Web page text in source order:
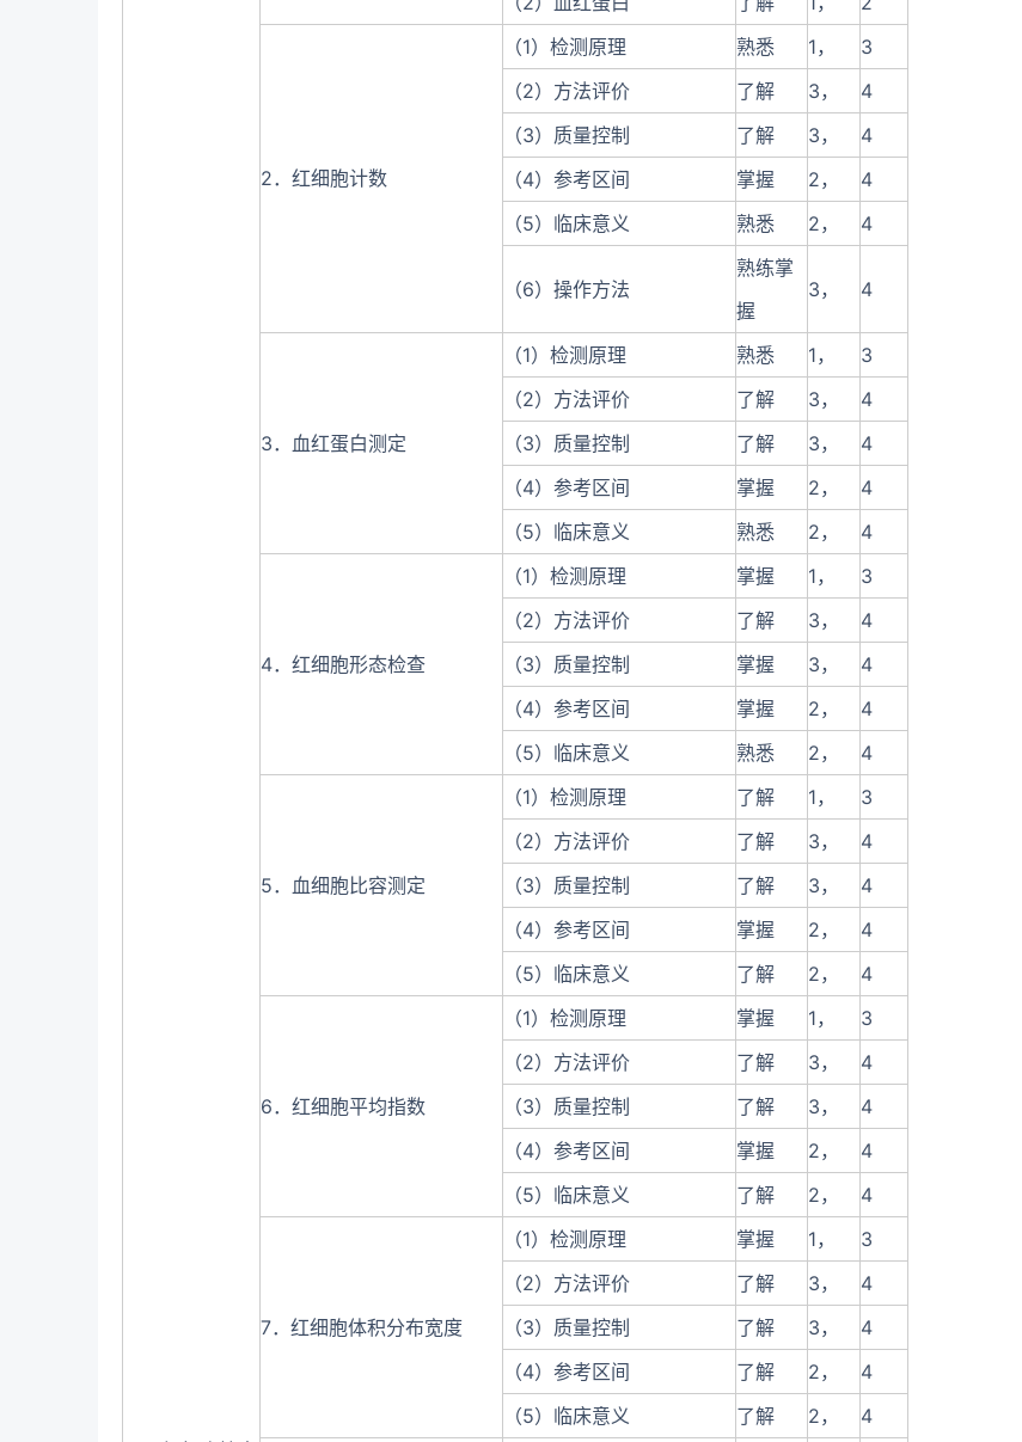
2．红细胞计数
（1）检测原理 熟悉 1，
3
（2）方法评价
了解 3，
4
（3）质量控制
了解 3，
4
（4）参考区间
掌握 2，
4
（5）临床意义
熟悉 2， 4
（6）操作方法
熟练掌
握
3， 4
3．血红蛋白测定
（1）检测原理 熟悉 1，
3
（2）方法评价
了解 3，
4
（3）质量控制
了解 3，
4
（4）参考区间
掌握 2，
4
（5）临床意义
熟悉 2， 4
4．红细胞形态检查
（1）检测原理 掌握 1，
3
（2）方法评价
了解 3，
4
（3）质量控制
掌握 3，
4
（4）参考区间
掌握 2，
4
（5）临床意义
熟悉 2， 4
5．血细胞比容测定
（1）检测原理 了解 1，
3
（2）方法评价
了解 3，
4
（3）质量控制
了解 3，
4
（4）参考区间
掌握 2，
4
（5）临床意义
了解 2， 4
6．红细胞平均指数
（1）检测原理 掌握 1，
3
（2）方法评价
了解 3，
4
（3）质量控制
了解 3，
4
（4）参考区间
掌握 2，
4
（5）临床意义
了解 2， 4
7．红细胞体积分布宽度
（1）检测原理 掌握 1，
3
（2）方法评价
了解 3，
4
（3）质量控制
了解 3，
4
（4）参考区间
了解 2，
4
（5）临床意义
了解 2， 4